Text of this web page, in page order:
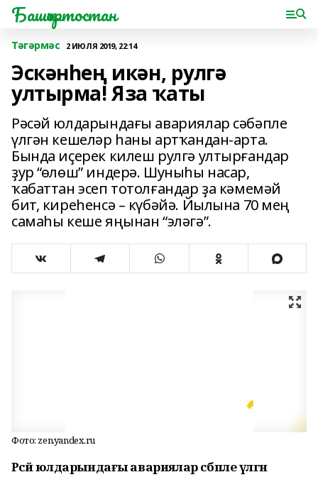
Башҡортостан
Тәгәрмәс 2 ИЮЛЯ 2019, 22:14
Эскәнһең икән, рулгә
ултырма! Яза ҡаты
Рәсәй юлдарындағы авариялар сәбәпле
үлгән кешеләр һаны артҡандан-арта.
Бында иҫерек килеш рулгә ултырғандар
ҙур “өлөш” индерә. Шуныһы насар,
ҡабаттан эсеп тотолғандар ҙа кәмемәй
бит, киреһенсә – күбәйә. Йылына 70 мең
самаһы кеше яңынан “эләгә”.
Фото: zen.yandex.ru
Рәсәй юлдарындағы авариялар сәбәпле үлгән